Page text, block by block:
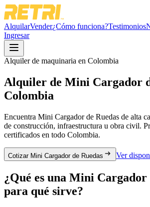
AlquilarVender¿Cómo funciona?Testimonios
Ingresar
Alquiler de maquinaria en Colombia
Alquiler de Mini Cargador
Colombia
Encuentra Mini Cargador de Ruedas de alta
de construcción, infraestructura u obra civil.
certificados en todo Colombia.
Cotizar Mini Cargador de Ruedas Ver
¿Qué es una Mini Cargador
para qué sirve?